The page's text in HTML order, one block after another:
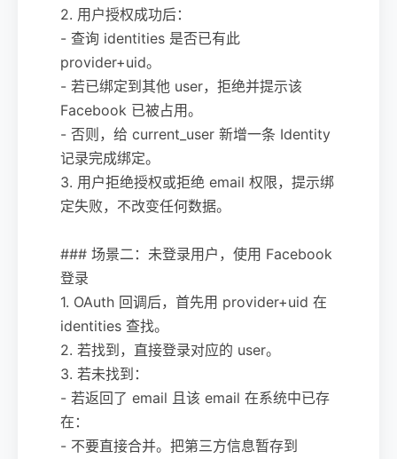
2. 用户授权成功后：
- 查询 identities 是否已有此
provider+uid。
- 若已绑定到其他 user，拒绝并提示该
Facebook 已被占用。
- 否则，给 current_user 新增一条 Identity
记录完成绑定。
3. 用户拒绝授权或拒绝 email 权限，提示绑
定失败，不改变任何数据。
### 场景二：未登录用户，使用 Facebook
登录
1. OAuth 回调后，首先用 provider+uid 在
identities 查找。
2. 若找到，直接登录对应的 user。
3. 若未找到：
- 若返回了 email 且该 email 在系统中已存
在：
- 不要直接合并。把第三方信息暂存到